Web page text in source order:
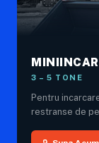
3 – 5 TONE
Pentru
restranse de